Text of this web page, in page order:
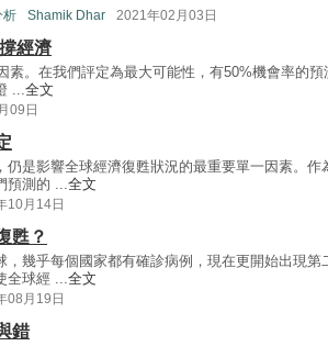
析 Shamik Dhar 2021年02月03日
經濟
素。在我們評定為最大可能性，有50%機會率的
...全文
09日
仍是影響全球經濟復甦狀況的最重要單一因素。作
預測的 ...全文
10月14日
甦？
，幾乎每個國家都有確診病例，現在更開始出現第
全球經 ...全文
08月19日
錯